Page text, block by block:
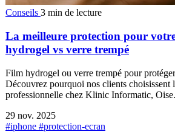
Conseils 3 min de lecture
La meilleure protection pour
hydrogel vs verre trempé
Film hydrogel ou verre trempé pour
Découvrez pourquoi nos clients choisissent
professionnelle chez Klinic Informatic, Oise.
29 nov. 2025
#iphone #protection-ecran